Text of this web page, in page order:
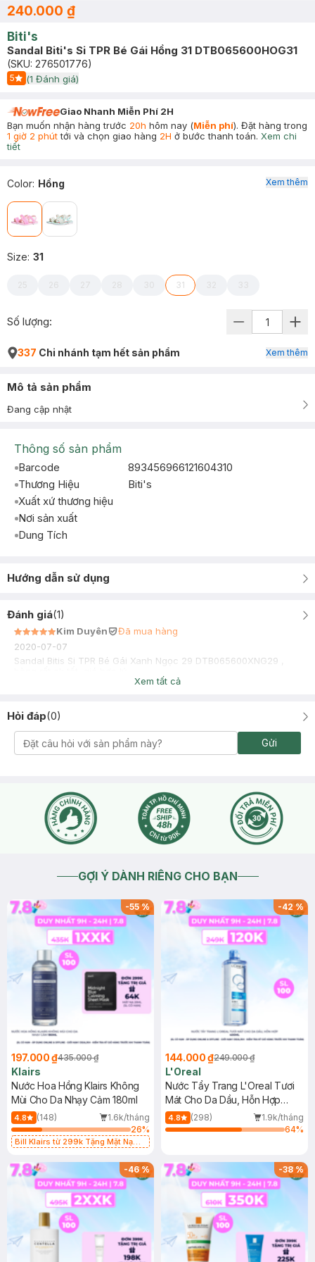
240.000 ₫
Biti's
Sandal Biti's Si TPR Bé Gái Hồng 31 DTB065600HOG31
(SKU: 276501776)
5
Start Icon
(1 Đánh giá)
Giao Nhanh Miễn Phí 2H
Bạn muốn nhận hàng trước 20h hôm nay (Miễn phí). Đặt hàng trong
1 giờ 2 phúttới và chọn giao hàng 2H ở bước thanh toán. Xem chi
tiết
Color: Hồng
Size: 31
25 26 27 28 30 31 32 33
Xem thêm
Số lượng:
337 Chi nhánh tạm hết sản phẩm Xem thêm
Mô tả sản phẩm
Đang cập nhật
Thông số sản phẩm
Barcode
893456966121604310
Thương Hiệu
Biti's
Xuất xứ thương hiệu
Nơi sản xuất
Dung Tích
Hướng dẫn sử dụng
Đánh giá(1)
Kim Duyên
Đã mua hàng
2020-07-07
Sandal Bitis Si TPR Bé Gái Xanh Ngọc 29 DTB065600XNG29 ,
Xem tất cả
Hỏi đáp(0)
Gửi
GỢI Ý DÀNH RIÊNG CHO BẠN
-55%
197.000 ₫435.000 ₫
Klairs
Nước Hoa Hồng Klairs Không
Mùi Cho Da Nhạy Cảm 180ml
4.8 (148)
1.6k/tháng
26%
Bill Klairs từ 299k Tặng Mặt Nạ
25ml (SL Có Hạn)
-42%
144.000 ₫249.000 ₫
L'Oreal
Nước Tẩy Trang L'Oreal Tươi
Mát Cho Da Dầu, Hỗn Hợp
400ml
4.8 (298)
1.9k/tháng
64%
-46% -38%